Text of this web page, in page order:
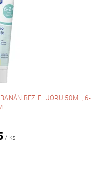
BEZ FLUÓRU 50ML, 6-
/ ks